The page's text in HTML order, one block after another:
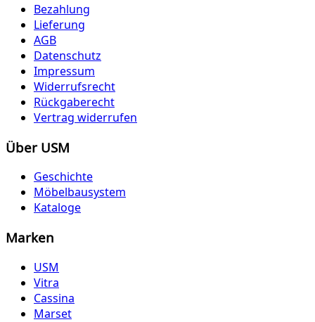
Bezahlung
Lieferung
AGB
Datenschutz
Impressum
Widerrufsrecht
Rückgaberecht
Vertrag widerrufen
Über USM
Geschichte
Möbelbausystem
Kataloge
Marken
USM
Vitra
Cassina
Marset